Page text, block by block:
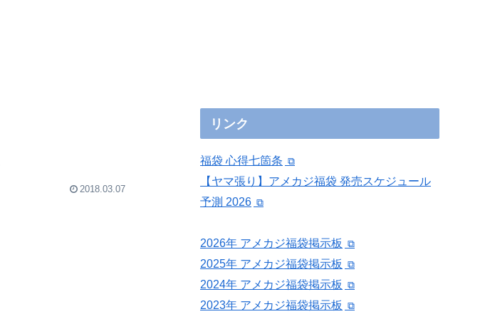
2018.03.07
リンク
福袋 心得七箇条
【ヤマ張り】アメカジ福袋 発売スケジュール
予測 2026
2026年 アメカジ福袋掲示板
2025年 アメカジ福袋掲示板
2024年 アメカジ福袋掲示板
2023年 アメカジ福袋掲示板